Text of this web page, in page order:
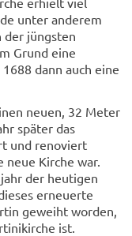
unter anderem
der jüngsten
Grund eine
dann auch eine
neuen, 32 Meter
später das
und renoviert
neue Kirche war.
der heutigen
erneuerte
geweiht worden,
ist.